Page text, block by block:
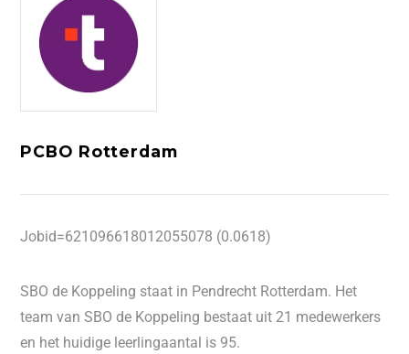
PCBO Rotterdam
Jobid=621096618012055078 (0.0618)
SBO de Koppeling staat in Pendrecht Rotterdam. Het
team van SBO de Koppeling bestaat uit 21 medewerkers
en het huidige leerlingaantal is 95.